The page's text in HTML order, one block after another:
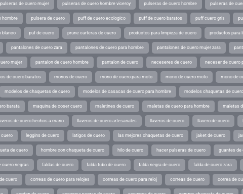
pulseras de cuero mujer pulseras de cuero hombre viceroy pulseras de cuero hombre pulseras de
hombre pulsera de cuero puff de cuero ecologico puff de cuero baratos puff cuero gris
blanco puf de cuero prune carteras de cuero productos para limpieza de cuero productos para
pantalones de cuero zara pantalones de cuero para hombre pantalones de cuero mujer zara
mujer pantalon de cuero hombre pantalon de cuero neceseres de cuero neceser de cuero
de cuero baratos monos de cuero mono de cuero para moto mono de cuero moto mono de
modelos de chaquetas de cuero modelos de casacas de cuero para hombre modelos chaquetas de
barata maquina de coser cuero maletines de cuero maletas de cuero para hombre maletas
de cuero hechos a mano llaveros de cuero artesanales llaveros de cuero llavero de cuero
cuero leggins de cuero latigos de cuero las mejores chaquetas de cuero jaket de cuero
de cuero hombre con chaqueta de cuero hilo de cuero hacer pulseras de cuero guantes de
cuero negras faldas de cuero falda tubo de cuero falda negra de cuero falda de cuero zara
cuero correas de cuero para relojes correas de cuero para reloj correas de cuero correa de